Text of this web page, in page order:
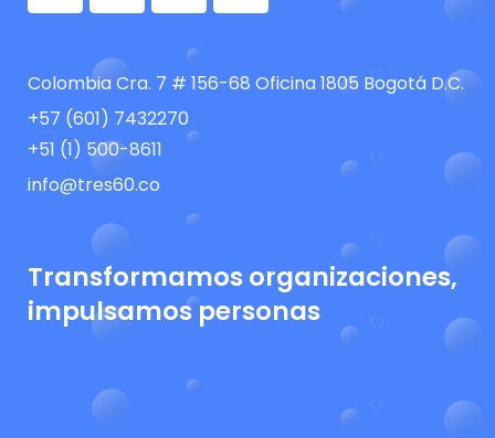
Colombia Cra. 7 # 156-68 Oficina 1805 Bogotá D.C.
+57 (601) 7432270
+51 (1) 500-8611
info@tres60.co
Transformamos organizaciones,
impulsamos personas